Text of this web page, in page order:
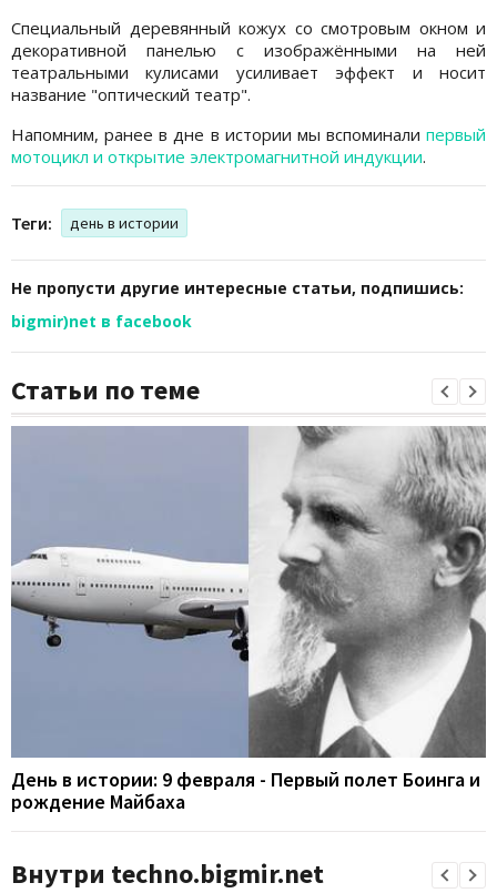
Специальный деревянный кожух со смотровым окном и
декоративной панелью с изображёнными на ней
театральными кулисами усиливает эффект и носит
название "оптический театр".
Напомним, ранее в дне в истории мы вспоминали первый
мотоцикл и открытие электромагнитной индукции.
Теги: день в истории
Не пропусти другие интересные статьи, подпишись:
bigmir)net в facebook
Статьи по теме
День в истории: 9 февраля - Первый полет Боинга и
рождение Майбаха
Внутри techno.bigmir.net